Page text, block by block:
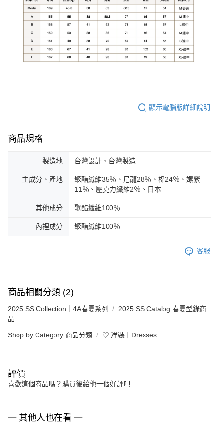
顯示電腦版詳細說明
商品規格
製造地 台灣設計、台灣製造
主成分、產地
聚酯纖維35％、尼龍28％、棉24％、嫘縈
11％、壓克力纖維2％、日本
其他成分 聚酯纖維100％
內裡成分 聚酯纖維100％
客服
商品相關分類 (2)
2025 SS Collection｜4A春夏系列
2025 SS Catalog 春夏型錄商
品
Shop by Category 商品分類 ♡ 洋裝｜Dresses
評價
喜歡這個商品嗎？購買後給他一個好評吧
一 其他人也在看 一